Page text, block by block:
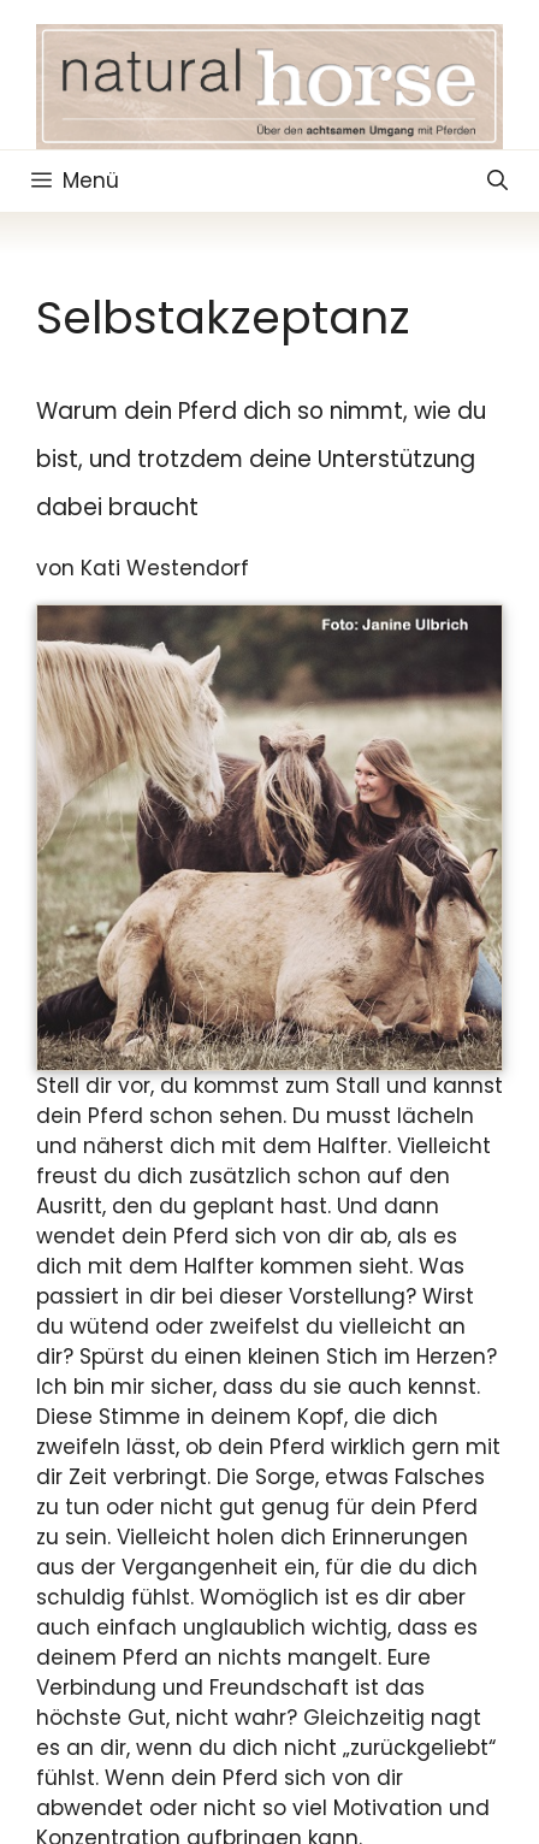
springen
Menü
Selbstakzeptanz
Warum dein Pferd dich so nimmt, wie du
bist, und trotzdem deine Unterstützung
dabei braucht
von Kati Westendorf
Stell dir vor, du kommst zum Stall und kannst
dein Pferd schon sehen. Du musst lächeln
und näherst dich mit dem Halfter. Vielleicht
freust du dich zusätzlich schon auf den
Ausritt, den du geplant hast. Und dann
wendet dein Pferd sich von dir ab, als es
dich mit dem Halfter kommen sieht. Was
passiert in dir bei dieser Vorstellung? Wirst
du wütend oder zweifelst du vielleicht an
dir? Spürst du einen kleinen Stich im Herzen?
Ich bin mir sicher, dass du sie auch kennst.
Diese Stimme in deinem Kopf, die dich
zweifeln lässt, ob dein Pferd wirklich gern mit
dir Zeit verbringt. Die Sorge, etwas Falsches
zu tun oder nicht gut genug für dein Pferd
zu sein. Vielleicht holen dich Erinnerungen
aus der Vergangenheit ein, für die du dich
schuldig fühlst. Womöglich ist es dir aber
auch einfach unglaublich wichtig, dass es
deinem Pferd an nichts mangelt. Eure
Verbindung und Freundschaft ist das
höchste Gut, nicht wahr? Gleichzeitig nagt
es an dir, wenn du dich nicht „zurückgeliebt“
fühlst. Wenn dein Pferd sich von dir
abwendet oder nicht so viel Motivation und
Konzentration aufbringen kann.